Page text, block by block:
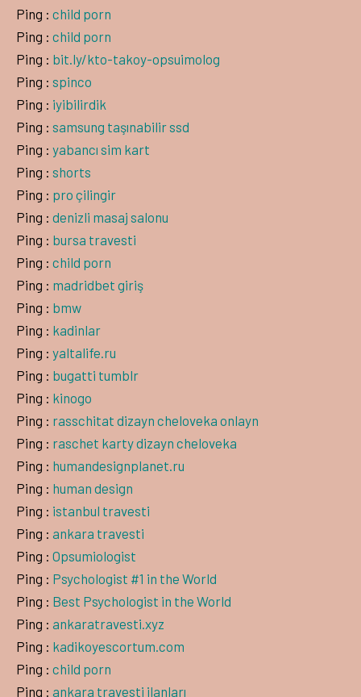
Ping : child porn
Ping : child porn
Ping : bit.ly/kto-takoy-opsuimolog
Ping : spinco
Ping : iyibilirdik
Ping : samsung taşınabilir ssd
Ping : yabancı sim kart
Ping : shorts
Ping : pro çilingir
Ping : denizli masaj salonu
Ping : bursa travesti
Ping : child porn
Ping : madridbet giriş
Ping : bmw
Ping : kadinlar
Ping : yaltalife.ru
Ping : bugatti tumblr
Ping : kinogo
Ping : rasschitat dizayn cheloveka onlayn
Ping : raschet karty dizayn cheloveka
Ping : humandesignplanet.ru
Ping : human design
Ping : istanbul travesti
Ping : ankara travesti
Ping : Opsumiologist
Ping : Psychologist #1 in the World
Ping : Best Psychologist in the World
Ping : ankaratravesti.xyz
Ping : kadikoyescortum.com
Ping : child porn
Ping : ankara travesti ilanları